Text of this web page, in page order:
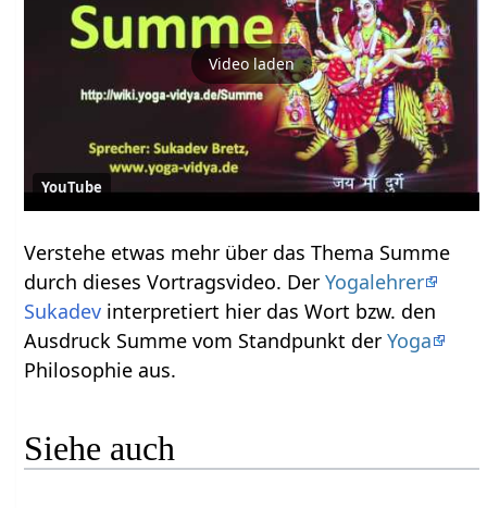
Video laden
YouTube
Verstehe etwas mehr über das Thema Summe‏‎
durch dieses Vortragsvideo. DerYogalehrer
Sukadev interpretiert hier das Wort bzw. den
Ausdruck Summe‏‎ vom Standpunkt derYoga
Philosophie aus.
Siehe auch